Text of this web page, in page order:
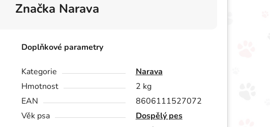
Značka Narava
Doplňkové parametry
Kategorie
Narava
Hmotnost
2 kg
EAN
8606111527072
Věk psa
Dospělý pes